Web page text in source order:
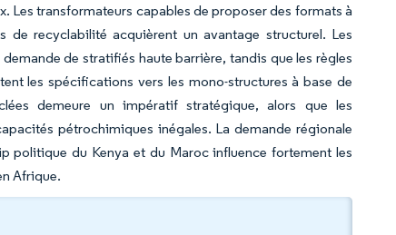
Les transformateurs capables de proposer des formats à
recyclabilité acquièrent un avantage structurel. Les
de stratifiés haute barrière, tandis que les règles
les spécifications vers les mono-structures à base de
demeure un impératif stratégique, alors que les
pétrochimiques inégales. La demande régionale
politique du Kenya et du Maroc influence fortement les
Afrique.